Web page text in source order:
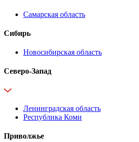
Самарская область
Сибирь
Новосибирская область
Северо-Запад
Ленинградская область
Республика Коми
Приволжье